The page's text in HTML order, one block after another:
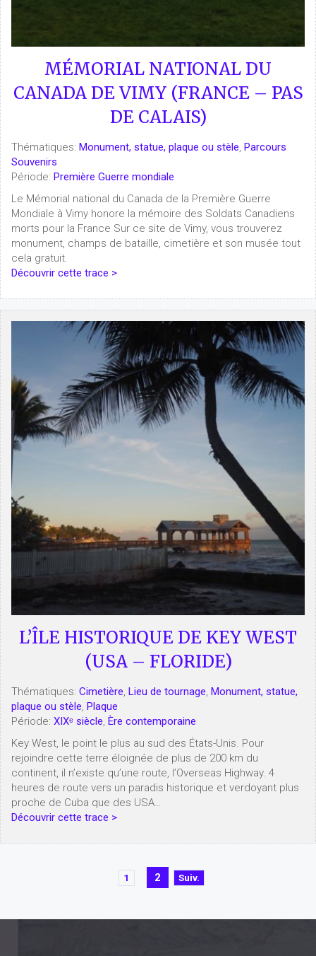
MÉMORIAL NATIONAL DU
CANADA DE VIMY (FRANCE – PAS
DE CALAIS)
Thématiques: Monument, statue, plaque ou stèle, Parcours
Souvenirs
Période: Première Guerre mondiale
Le Mémorial national du Canada de la Première Guerre
Mondiale à Vimy honore la mémoire des Soldats Canadiens
morts pour la France Sur ce site de Vimy, vous trouverez
monument, champs de bataille, cimetière et son musée tout
cela gratuit.
Découvrir cette trace >
L’ÎLE HISTORIQUE DE KEY WEST
(USA – FLORIDE)
Thématiques: Cimetière, Lieu de tournage, Monument, statue,
plaque ou stèle, Plaque
Période: XIXᵉ siècle, Ère contemporaine
Key West, le point le plus au sud des États-Unis. Pour
rejoindre cette terre éloignée de plus de 200 km du
continent, il n’existe qu’une route, l’Overseas Highway. 4
heures de route vers un paradis historique et verdoyant plus
proche de Cuba que des USA…
Découvrir cette trace >
1 2 Suiv.